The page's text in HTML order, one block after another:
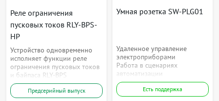
Реле ограничения
пусковых токов RLY-BPS-
HP
Устройство одновременно
исполняет функции реле
ограничения пусковых токов
и байпаса RLY-BPS
Предсерийный выпуск
Умная розетка SW-PLG01
Удаленное управление
электроприборами
Работа в сценариях
автоматизации
Есть поддержка